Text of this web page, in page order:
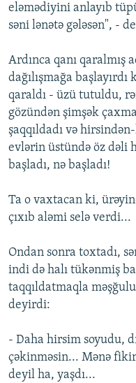
eləmədiyini anlayıb
səni lənətə gələsən", -
Ardınca qanı qaralmış
dağılışmağa
qaraldı - üzü tutuldu,
gözündən şimşək
şaqqıldadı və
evlərin üstündə öz dəli
başladı, nə başladı!
Ta o vaxtacan ki,
çıxıb aləmi selə verdi...
Ondan sonra toxtadı,
indi də halı tükənmiş
taqqıldatmaqla
deyirdi:
- Daha hirsim soyudu,
çəkinməsin... Mənə
deyil ha, yaşdı...